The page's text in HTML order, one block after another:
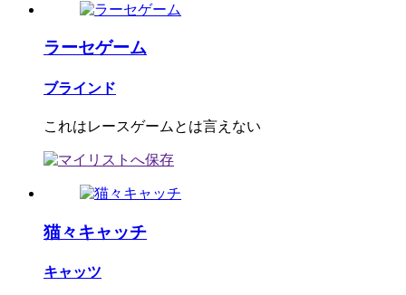
ラーセゲーム
ブラインド
これはレースゲームとは言えない
猫々キャッチ
キャッツ